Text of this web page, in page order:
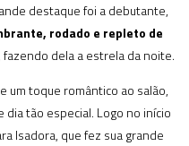
destaque foi a debutante,
rodado e repleto de
dela a estrela da noite.
um toque romântico ao salão,
dia tão especial. Logo no início
Isadora, que fez sua grande